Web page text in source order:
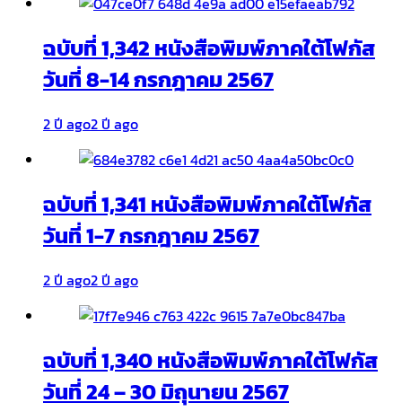
ฉบับที่ 1,342 หนังสือพิมพ์ภาคใต้โฟกัส
วันที่ 8-14 กรกฎาคม 2567
2 ปี ago2 ปี ago
ฉบับที่ 1,341 หนังสือพิมพ์ภาคใต้โฟกัส
วันที่ 1-7 กรกฎาคม 2567
2 ปี ago2 ปี ago
ฉบับที่ 1,340 หนังสือพิมพ์ภาคใต้โฟกัส
วันที่ 24 – 30 มิถุนายน 2567